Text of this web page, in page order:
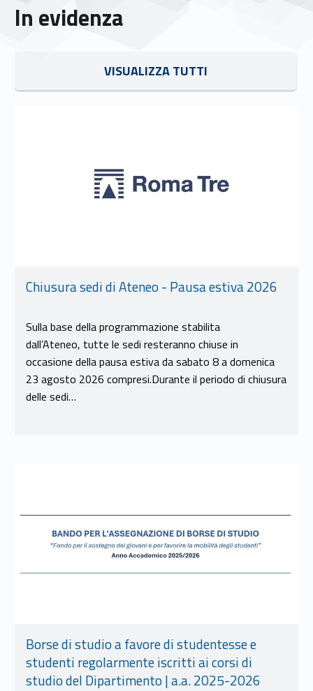
In evidenza
VISUALIZZA TUTTI
Chiusura sedi di Ateneo - Pausa estiva 2026
Sulla base della programmazione stabilita
dall’Ateneo, tutte le sedi resteranno chiuse in
occasione della pausa estiva da sabato 8 a domenica
23 agosto 2026 compresi.Durante il periodo di chiusura
delle sedi…
Borse di studio a favore di studentesse e
studenti regolarmente iscritti ai corsi di
studio del Dipartimento | a.a. 2025-2026